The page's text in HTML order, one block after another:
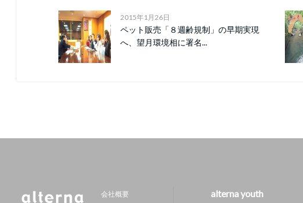
2015年1月26日
ペット販売「８週齢規制」の早期実現
へ、望月環境相に署名...
会社概要
alterna youth